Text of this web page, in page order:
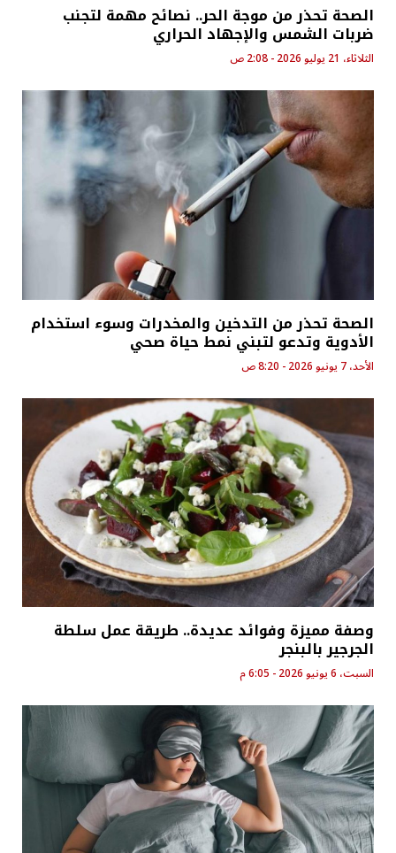
الصحة تحذر من موجة الحر.. نصائح مهمة لتجنب
ضربات الشمس والإجهاد الحراري
الثلاثاء، 21 يوليو 2026 - 2:08 ص
الصحة تحذر من التدخين والمخدرات وسوء استخدام
الأدوية وتدعو لتبني نمط حياة صحي
الأحد، 7 يونيو 2026 - 8:20 ص
وصفة مميزة وفوائد عديدة.. طريقة عمل سلطة
الجرجير بالبنجر
السبت، 6 يونيو 2026 - 6:05 م